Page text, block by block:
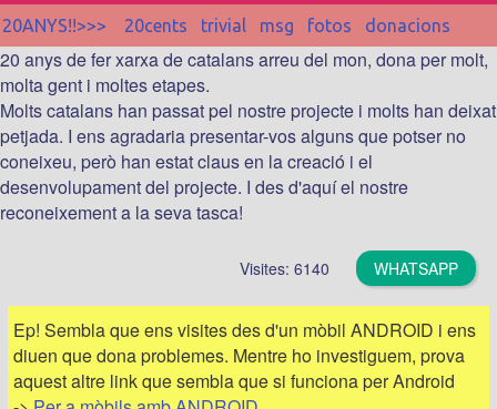
20ANYS!!>>> 20cents trivial msg fotos donacions
20 anys de fer xarxa de catalans arreu del mon, dona per molt,
molta gent i moltes etapes.
Molts catalans han passat pel nostre projecte i molts han deixat
petjada. I ens agradaria presentar-vos alguns que potser no
coneixeu, però han estat claus en la creació i el
desenvolupament del projecte. I des d'aquí el nostre
reconeixement a la seva tasca!
Visites: 6140 WHATSAPP
Ep! Sembla que ens visites des d'un mòbil ANDROID i ens
diuen que dona problemes. Mentre ho investiguem, prova
aquest altre link que sembla que si funciona per Android